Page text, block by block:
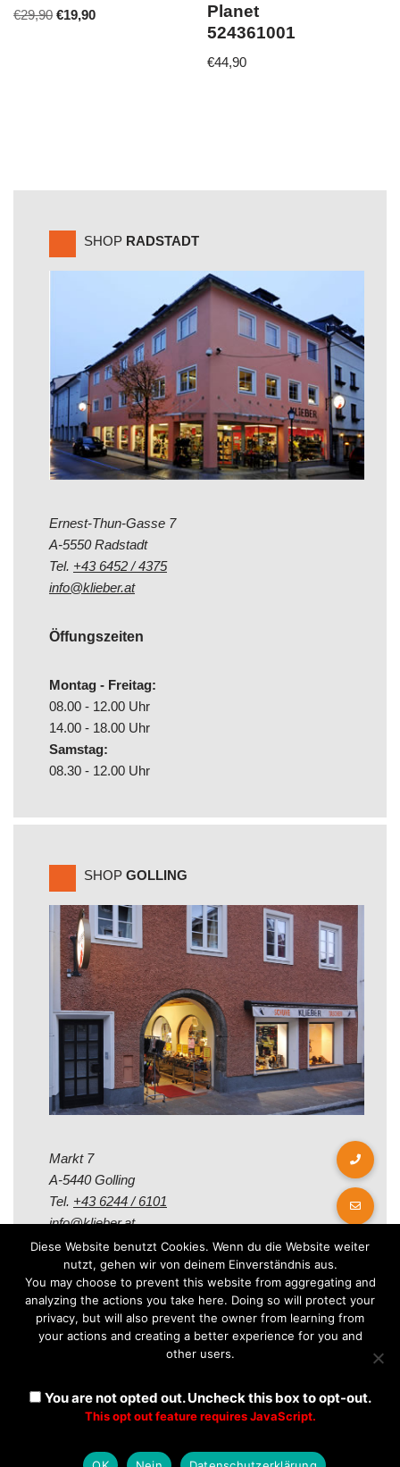
€29,90 €19,90
Planet
524361001
€44,90
SHOP RADSTADT
Ernest-Thun-Gasse 7
A-5550 Radstadt
Tel. +43 6452 / 4375
info@klieber.at
Öffungszeiten
Montag - Freitag:
08.00 - 12.00 Uhr
14.00 - 18.00 Uhr
Samstag:
08.30 - 12.00 Uhr
SHOP GOLLING
Markt 7
A-5440 Golling
Tel. +43 6244 / 6101
info@klieber.at
Öffungszeiten
Montag - Freitag:
08.00 - 12.00 Uhr
08.30 - 12.30 Uhr
Diese Website benutzt Cookies. Wenn du die Website weiter
nutzt, gehen wir von deinem Einverständnis aus.
You may choose to prevent this website from aggregating and
analyzing the actions you take here. Doing so will protect your
privacy, but will also prevent the owner from learning from
your actions and creating a better experience for you and
other users.
You are not opted out. Uncheck this box to opt-out.
This opt out feature requires JavaScript.